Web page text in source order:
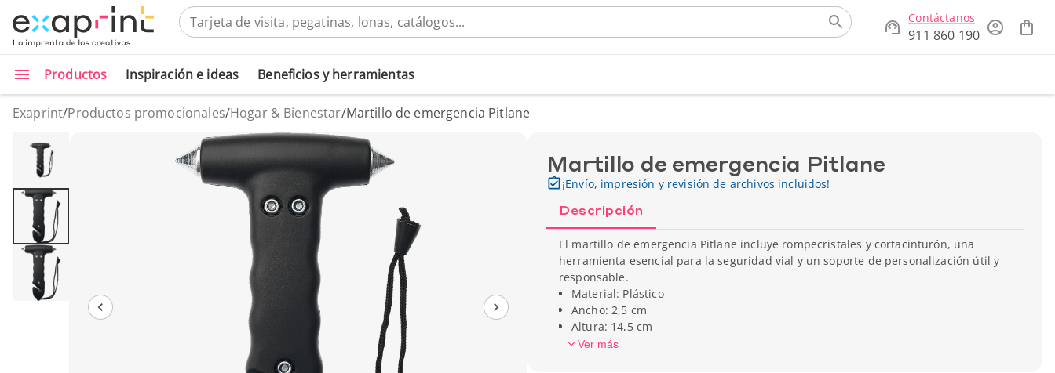
Contáctanos
911 860 190
Productos Inspiración e ideas Beneficios y herramientas
Exaprint/Productos promocionales/Hogar & Bienestar/Martillo de emergencia Pitlane
Martillo de emergencia Pitlane
¡Envío, impresión y revisión de archivos incluidos!
Descripción
El martillo de emergencia Pitlane incluye rompecristales y cortacinturón, una
herramienta esencial para la seguridad vial y un soporte de personalización útil y
responsable.
Material: Plástico
Ancho: 2,5 cm
Altura: 14,5 cm
Peso unitario: 144 g
Ver más